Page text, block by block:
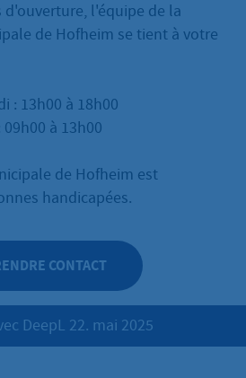
d'ouverture, l'équipe de la
de Hofheim se tient à votre
: 13h00 à 18h00
à 13h00
de Hofheim est
handicapées.
CONTACT
DeepL 22. mai 2025